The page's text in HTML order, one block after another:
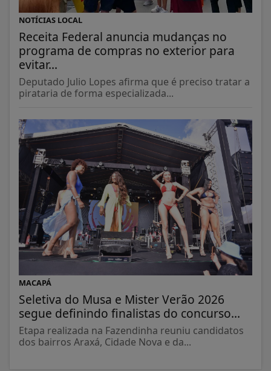
NOTÍCIAS LOCAL
Receita Federal anuncia mudanças no
programa de compras no exterior para
evitar...
Deputado Julio Lopes afirma que é preciso tratar a
pirataria de forma especializada...
MACAPÁ
Seletiva do Musa e Mister Verão 2026
segue definindo finalistas do concurso...
Etapa realizada na Fazendinha reuniu candidatos
dos bairros Araxá, Cidade Nova e da...